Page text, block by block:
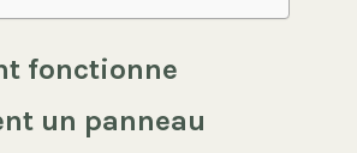
fonctionne
un panneau